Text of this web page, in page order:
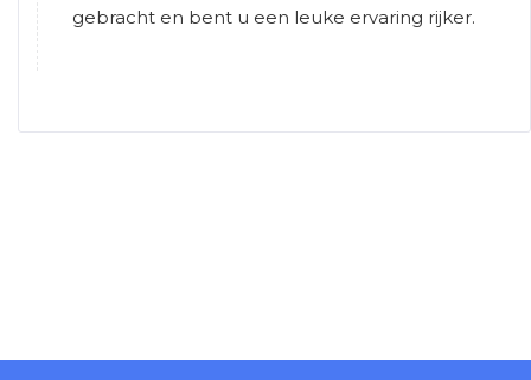
gebracht en bent u een leuke ervaring rijker.